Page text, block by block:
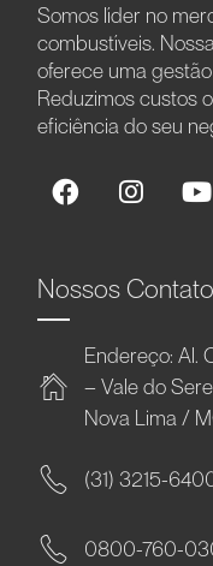
Somos líder no
combustíveis.
oferece uma
Reduzimos custos
eficiência do seu
Nossos
Endereço: Al.
– Vale do
Nova Lima /
(31) 3215-
0800-760-